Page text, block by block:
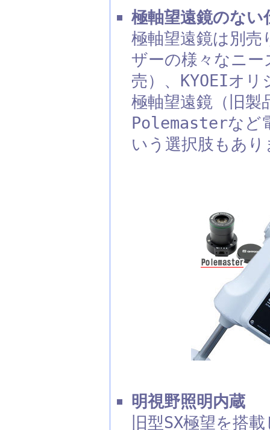
極軸望遠鏡のな
極軸望遠鏡は別
ザーの様々なニ
売）、KYOEIオリ
極軸望遠鏡（旧
Polemasterなど
いう選択肢もあり
明視野照明内蔵
旧型SX極望を搭